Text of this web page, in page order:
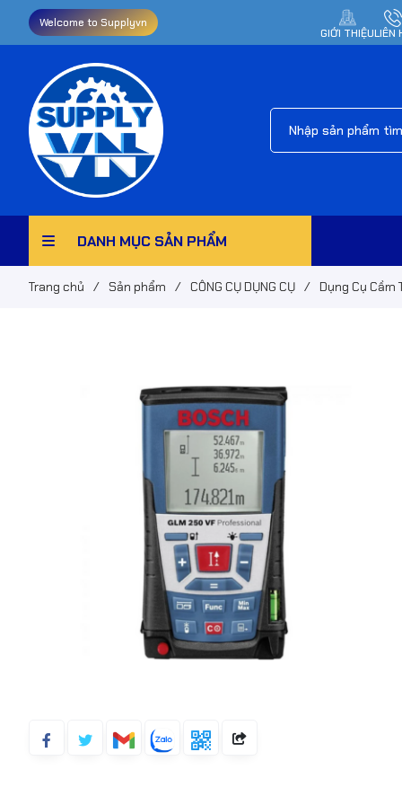
Welcome to Supplyvn
GIỚI THIỆULIÊN
DANH MỤC SẢN PHẨM
Trang chủ / Sản phẩm / CÔNG CỤ DỤNG CỤ / Dụng Cụ Cầm